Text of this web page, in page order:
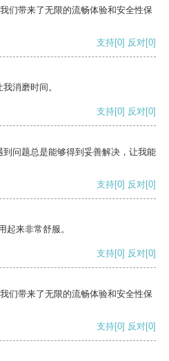
们带来了无限的流畅体验和安全性保
支持[0] 反对[0]
消磨时间。
支持[0] 反对[0]
问题总是能够得到妥善解决，让我能
支持[0] 反对[0]
起来非常舒服。
支持[0] 反对[0]
们带来了无限的流畅体验和安全性保
支持[0] 反对[0]